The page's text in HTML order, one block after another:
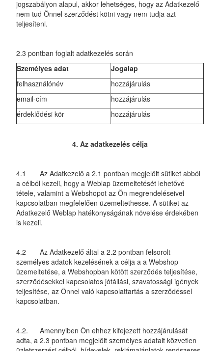
jogszabályon alapul, akkor lehetséges, hogy az Adatkezelő
nem tud Önnel szerződést kötni vagy nem tudja azt
teljesíteni.
2.3 pontban foglalt adatkezelés során
Személyes adat
Jogalap
felhasználónév
hozzájárulás
email-cím
hozzájárulás
érdeklődési kör
hozzájárulás
4. Az adatkezelés célja
4.1 Az Adatkezelő a 2.1 pontban megjelölt sütiket abból
a célból kezeli, hogy a Weblap üzemeltetését lehetővé
tétele, valamint a Webshopot az Ön megrendeléseivel
kapcsolatban megfelelően üzemeltethesse. A sütiket az
Adatkezelő Weblap hatékonyságának növelése érdekében
is kezeli.
4.2 Az Adatkezelő által a 2.2 pontban felsorolt
személyes adatok kezelésének a célja a a Webshop
üzemeltetése, a Webshopban kötött szerződés teljesítése,
szerződésekkel kapcsolatos jótállási, szavatossági igények
teljesítése, az Önnel való kapcsolattartás a szerződéssel
kapcsolatban.
4.2. Amennyiben Ön ehhez kifejezett hozzájárulását
adta, a 2.3 pontban megjelölt személyes adatait közvetlen